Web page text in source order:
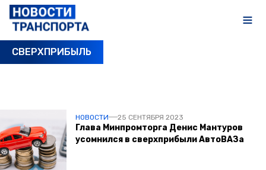
СВЕРХПРИБЫЛЬ
НОВОСТИ 25 СЕНТЯБРЯ 2023
Глава Минпромторга Денис Мантуров
усомнился в сверхприбыли АвтоВАЗа